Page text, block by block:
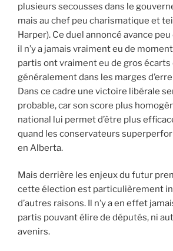
plusieurs secousses dans le
mais au chef peu charismatique et
Harper). Ce duel annoncé avance
il n’y a jamais vraiment eu de
partis ont vraiment eu de gros
généralement dans les marges
Dans ce cadre une victoire libérale
probable, car son score plus
national lui permet d’être plus
quand les conservateurs
en Alberta.
Mais derrière les enjeux du futur
cette élection est particulièrement
d’autres raisons. Il n’y a en effet
partis pouvant élire de députés, ni
avenirs.